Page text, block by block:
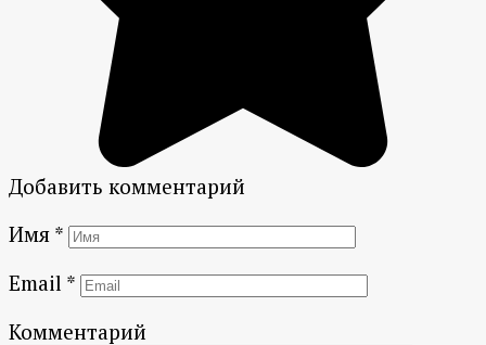
Добавить комментарий
Имя *
Email *
Комментарий